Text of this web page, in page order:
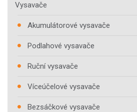
Vysavače
Akumulátorové vysavače
Podlahové vysavače
Ruční vysavače
Víceúčelové vysavače
Bezsáčkové vysavače